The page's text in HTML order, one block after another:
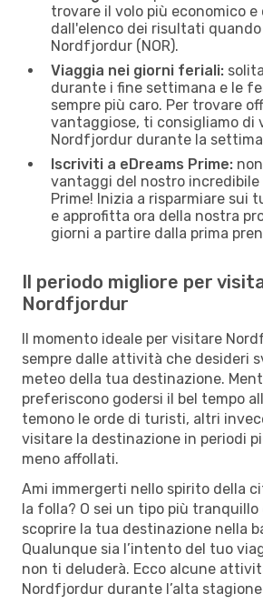
trovare il volo più economico
dall'elenco dei risultati
Nordfjordur (NOR).
Viaggia nei giorni feriali:
durante i fine settimana e le
sempre più caro. Per trovare
vantaggiose, ti consigliamo di
Nordfjordur durante la
Iscriviti a eDreams Prime:
vantaggi del nostro incredibile
Prime! Inizia a risparmiare sui
e approfitta ora della nostra
giorni a partire dalla prima
Il periodo migliore per
Nordfjordur
Il momento ideale per visitare
sempre dalle attività che desideri
meteo della tua destinazione.
preferiscono godersi il bel tempo
temono le orde di turisti, altri
visitare la destinazione in periodi
meno affollati.
Ami immergerti nello spirito della
la folla? O sei un tipo più
scoprire la tua destinazione nella
Qualunque sia l’intento del tuo
non ti deluderà. Ecco alcune
Nordfjordur durante l’alta